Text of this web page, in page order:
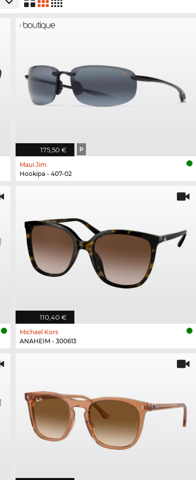
175,50 € P
Maui Jim
Hookipa - 407-02
110,40 €
Michael Kors
ANAHEIM - 300613